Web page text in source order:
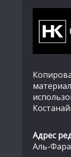
Адрес
Аль-